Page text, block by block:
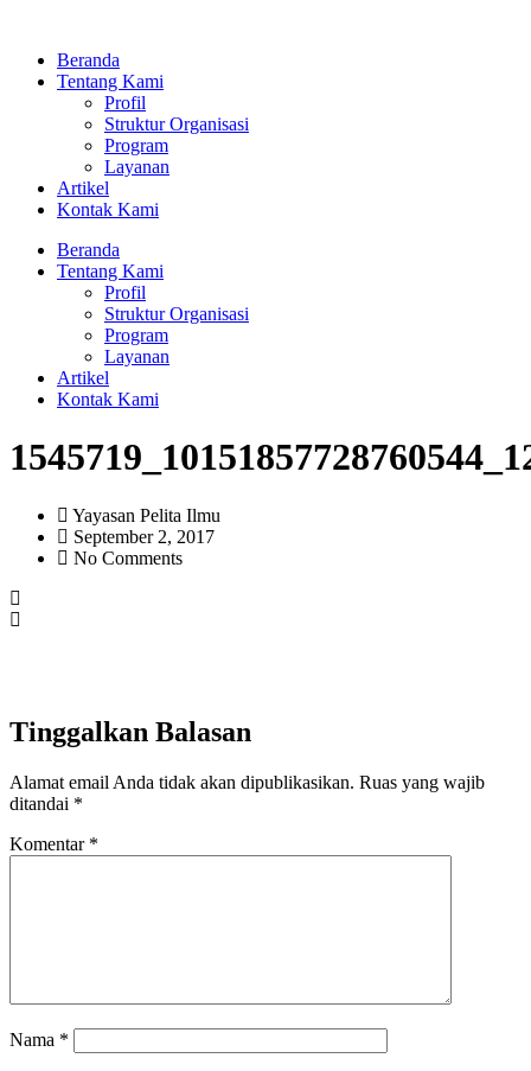
kontenBeranda
Tentang Kami
Profil
Struktur Organisasi
Program
Layanan
Artikel
Kontak Kami
Beranda
Tentang Kami
Profil
Struktur Organisasi
Program
Layanan
Artikel
Kontak Kami
Yayasan Pelita Ilmu
September 2, 2017
No Comments
Tinggalkan Balasan
Alamat email Anda tidak akan dipublikasikan. Ruas yang wajib
ditandai *
Komentar *
Nama *